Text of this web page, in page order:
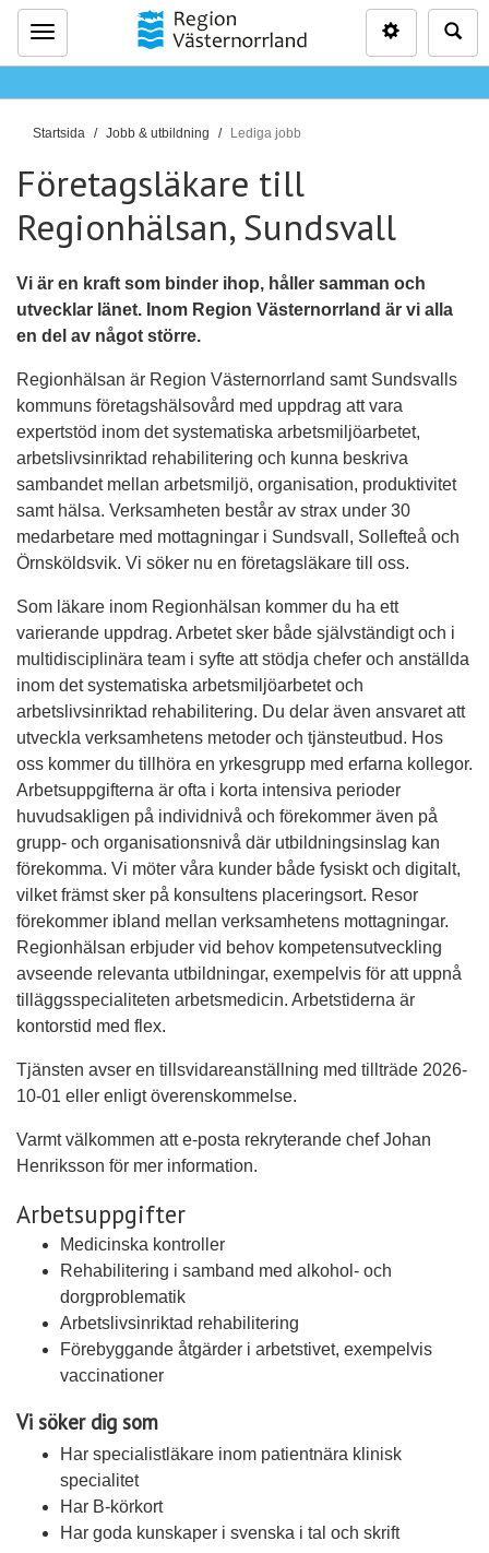
Meny
D
ä
r
h
r
:
Startsida Jobb & utbildning Lediga jobb
Företagsläkare till
Regionhälsan, Sundsvall
Vi är en kraft som binder ihop, håller samman och
utvecklar länet. Inom Region Västernorrland är vi alla
en del av något större.
Regionhälsan är Region Västernorrland samt Sundsvalls
kommuns företagshälsovård med uppdrag att vara
expertstöd inom det systematiska arbetsmiljöarbetet,
arbetslivsinriktad rehabilitering och kunna beskriva
sambandet mellan arbetsmiljö, organisation, produktivitet
samt hälsa. Verksamheten består av strax under 30
medarbetare med mottagningar i Sundsvall, Sollefteå och
Örnsköldsvik. Vi söker nu en företagsläkare till oss.
Som läkare inom Regionhälsan kommer du ha ett
varierande uppdrag. Arbetet sker både självständigt och i
multidisciplinära team i syfte att stödja chefer och anställda
inom det systematiska arbetsmiljöarbetet och
arbetslivsinriktad rehabilitering. Du delar även ansvaret att
utveckla verksamhetens metoder och tjänsteutbud. Hos
oss kommer du tillhöra en yrkesgrupp med erfarna kollegor.
Arbetsuppgifterna är ofta i korta intensiva perioder
huvudsakligen på individnivå och förekommer även på
grupp- och organisationsnivå där utbildningsinslag kan
förekomma. Vi möter våra kunder både fysiskt och digitalt,
vilket främst sker på konsultens placeringsort. Resor
förekommer ibland mellan verksamhetens mottagningar.
Regionhälsan erbjuder vid behov kompetensutveckling
avseende relevanta utbildningar, exempelvis för att uppnå
tilläggsspecialiteten arbetsmedicin. Arbetstiderna är
kontorstid med flex.
Tjänsten avser en tillsvidareanställning med tillträde 2026-
10-01 eller enligt överenskommelse.
Varmt välkommen att e-posta rekryterande chef Johan
Henriksson för mer information.
Arbetsuppgifter
Medicinska kontroller
Rehabilitering i samband med alkohol- och
dorgproblematik
Arbetslivsinriktad rehabilitering
Förebyggande åtgärder i arbetstivet, exempelvis
vaccinationer
Vi söker dig som
Har specialistläkare inom patientnära klinisk
specialitet
Har B-körkort
Har goda kunskaper i svenska i tal och skrift